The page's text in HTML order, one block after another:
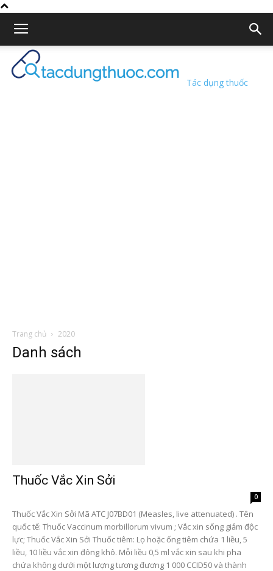
Tác dụng thuốc
Trang chủ 2020
Danh sách
Thuốc Vắc Xin Sởi
0
Thuốc Vắc Xin Sởi Mã ATC J07BD01 (Measles, live attenuated) . Tên
quốc tế: Thuốc Vaccinum morbillorum vivum ; Vắc xin sống giảm độc
lực; Thuốc Vắc Xin Sởi Thuốc tiêm: Lọ hoặc ống tiêm chứa 1 liều, 5
liều, 10 liều vắc xin đông khô. Mỗi liều 0,5 ml vắc xin sau khi pha
chứa không dưới một lượng tương đương 1 000 CCID50 và thành